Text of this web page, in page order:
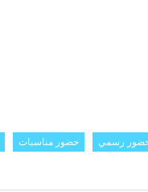
رسمي حضور مناسبات